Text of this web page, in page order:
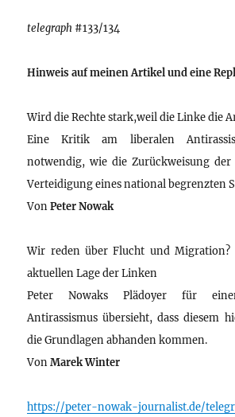
telegraph #133/134
Hinweis auf meinen Artikel und eine
Wird die Rechte stark,weil die Linke die
Eine Kritik am liberalen
notwendig, wie die Zurückweisung
Verteidigung eines national begrenzten
VonPeter Nowak
Wir reden über Flucht und Migration?
aktuellen Lage der Linken
Peter Nowaks Plädoyer für
Antirassismus übersieht, dass diesem
die Grundlagen abhanden kommen.
VonMarek Winter
https://peter-nowak-journalist.de/